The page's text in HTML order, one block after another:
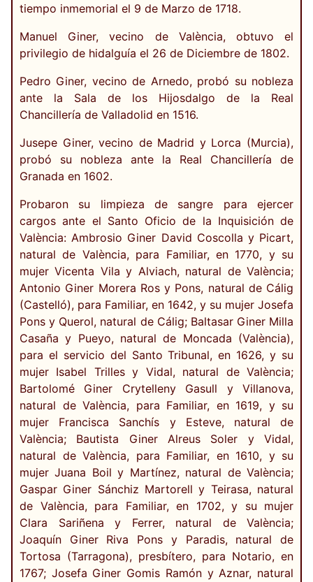
tiempo inmemorial el 9 de Marzo de 1718.
Manuel Giner, vecino de València, obtuvo el
privilegio de hidalguía el 26 de Diciembre de 1802.
Pedro Giner, vecino de Arnedo, probó su nobleza
ante la Sala de los Hijosdalgo de la Real
Chancillería de Valladolid en 1516.
Jusepe Giner, vecino de Madrid y Lorca (Murcia),
probó su nobleza ante la Real Chancillería de
Granada en 1602.
Probaron su limpieza de sangre para ejercer
cargos ante el Santo Oficio de la Inquisición de
València: Ambrosio Giner David Coscolla y Picart,
natural de València, para Familiar, en 1770, y su
mujer Vicenta Vila y Alviach, natural de València;
Antonio Giner Morera Ros y Pons, natural de Cálig
(Castelló), para Familiar, en 1642, y su mujer Josefa
Pons y Querol, natural de Cálig; Baltasar Giner Milla
Casaña y Pueyo, natural de Moncada (València),
para el servicio del Santo Tribunal, en 1626, y su
mujer Isabel Trilles y Vidal, natural de València;
Bartolomé Giner Crytelleny Gasull y Villanova,
natural de València, para Familiar, en 1619, y su
mujer Francisca Sanchís y Esteve, natural de
València; Bautista Giner Alreus Soler y Vidal,
natural de València, para Familiar, en 1610, y su
mujer Juana Boil y Martínez, natural de València;
Gaspar Giner Sánchiz Martorell y Teirasa, natural
de València, para Familiar, en 1702, y su mujer
Clara Sariñena y Ferrer, natural de València;
Joaquín Giner Riva Pons y Paradis, natural de
Tortosa (Tarragona), presbítero, para Notario, en
1767; Josefa Giner Gomis Ramón y Aznar, natural